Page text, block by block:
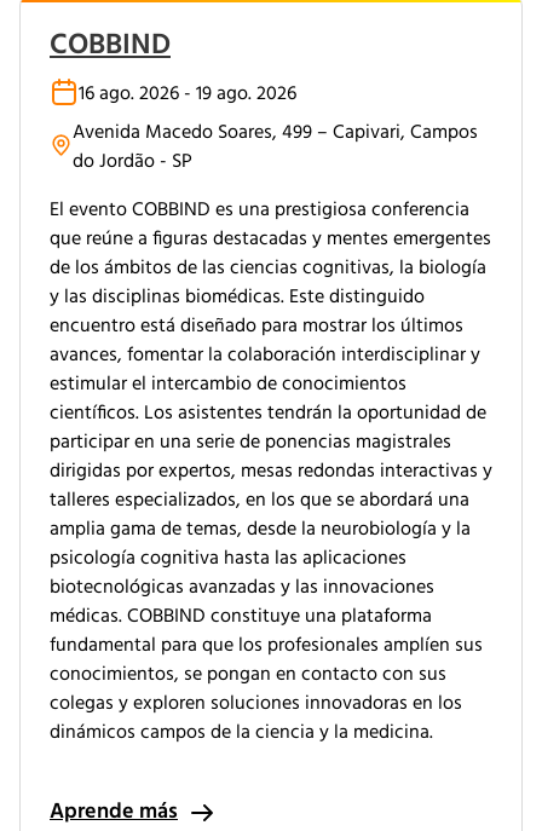
COBBIND
16 ago. 2026 - 19 ago. 2026
Avenida Macedo Soares, 499 – Capivari, Campos
do Jordão - SP
El evento COBBIND es una prestigiosa conferencia
que reúne a figuras destacadas y mentes emergentes
de los ámbitos de las ciencias cognitivas, la biología
y las disciplinas biomédicas. Este distinguido
encuentro está diseñado para mostrar los últimos
avances, fomentar la colaboración interdisciplinar y
estimular el intercambio de conocimientos
científicos. Los asistentes tendrán la oportunidad de
participar en una serie de ponencias magistrales
dirigidas por expertos, mesas redondas interactivas y
talleres especializados, en los que se abordará una
amplia gama de temas, desde la neurobiología y la
psicología cognitiva hasta las aplicaciones
biotecnológicas avanzadas y las innovaciones
médicas. COBBIND constituye una plataforma
fundamental para que los profesionales amplíen sus
conocimientos, se pongan en contacto con sus
colegas y exploren soluciones innovadoras en los
dinámicos campos de la ciencia y la medicina.
Aprende más